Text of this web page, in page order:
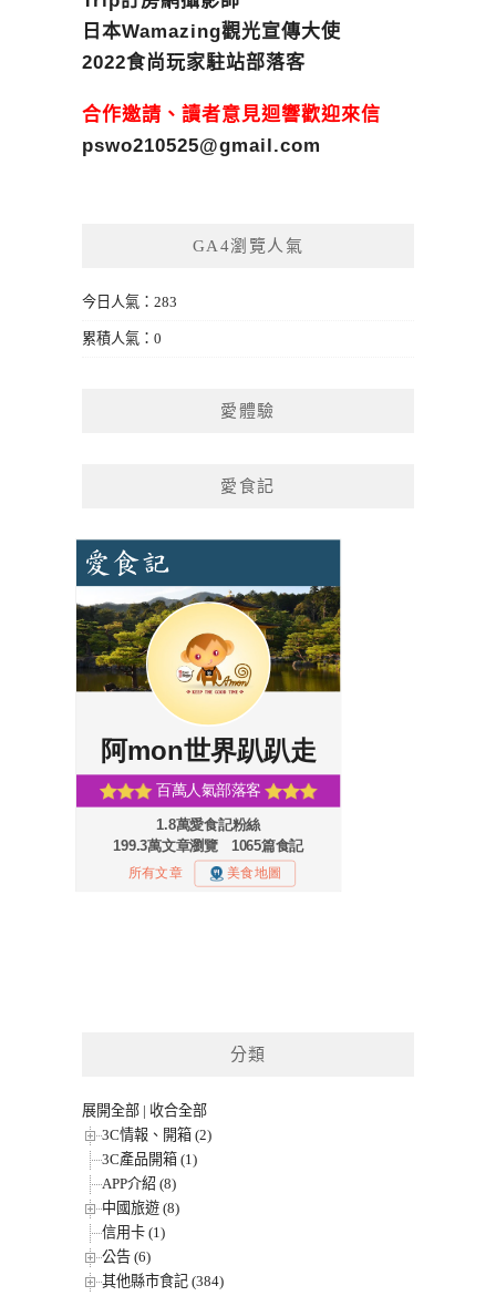
日本Wamazing觀光宣傳大使
2022食尚玩家駐站部落客
合作邀請、讀者意見迴響歡迎來信
pswo210525@gmail.com
GA4瀏覽人氣
今日人氣：283
累積人氣：0
愛體驗
愛食記
分類
展開全部 | 收合全部
3C情報、開箱 (2)
3C產品開箱 (1)
APP介紹 (8)
中國旅遊 (8)
信用卡 (1)
公告 (6)
其他縣市食記 (384)